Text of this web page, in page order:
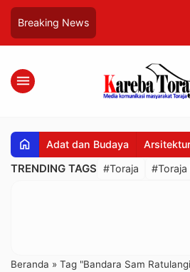
Breaking News
menu
home Adat dan Budaya Arsitektur
TRENDING TAGS #Toraja #Toraja
Beranda » Tag "Bandara Sam